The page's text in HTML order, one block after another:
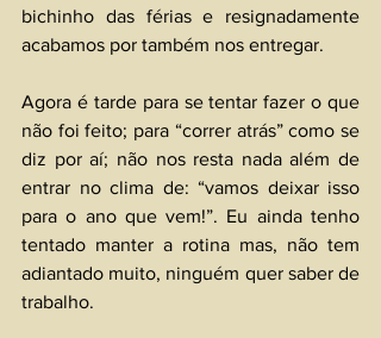
bichinho das férias e resignadamente
acabamos por também nos entregar.
Agora é tarde para se tentar fazer o que
não foi feito; para “correr atrás” como se
diz por aí; não nos resta nada além de
entrar no clima de: “vamos deixar isso
para o ano que vem!”. Eu ainda tenho
tentado manter a rotina mas, não tem
adiantado muito, ninguém quer saber de
trabalho.